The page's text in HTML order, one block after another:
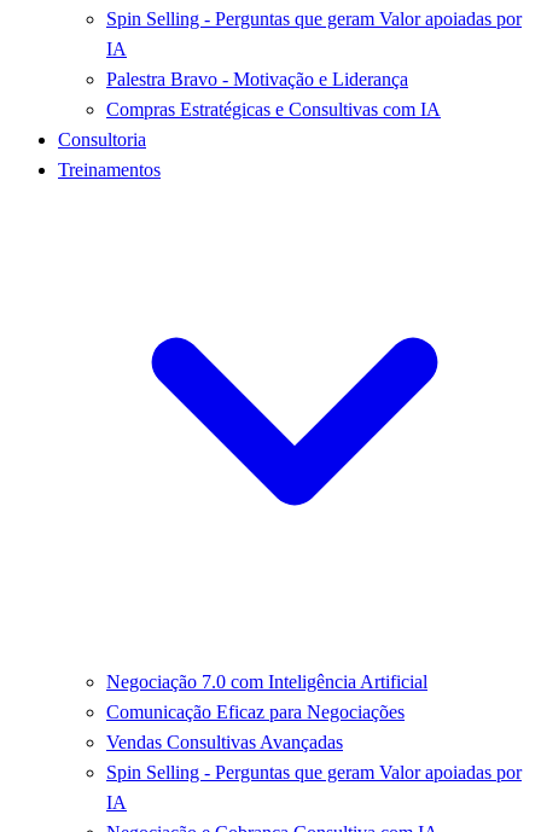
Spin Selling - Perguntas que geram Valor apoiadas por
IA
Palestra Bravo - Motivação e Liderança
Compras Estratégicas e Consultivas com IA
Consultoria
Treinamentos
Negociação 7.0 com Inteligência Artificial
Comunicação Eficaz para Negociações
Vendas Consultivas Avançadas
Spin Selling - Perguntas que geram Valor apoiadas por
IA